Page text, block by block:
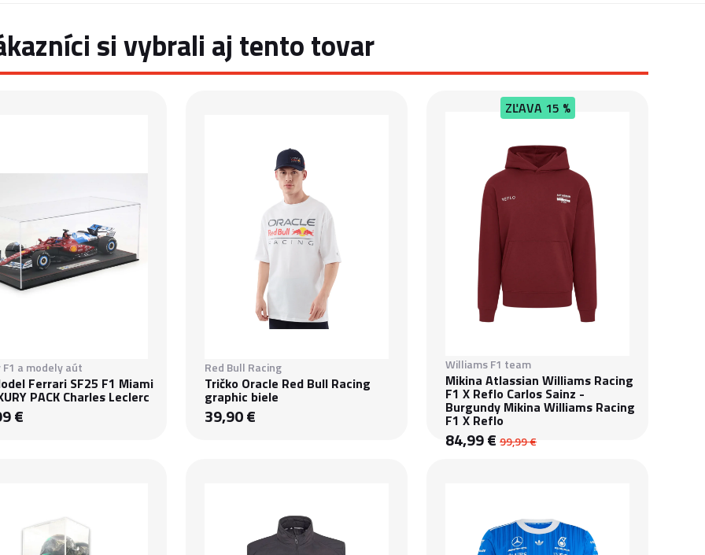
si vybrali aj tento tovar
a modely aút
Ferrari SF25 F1 Miami
PACK Charles Leclerc
€
Red Bull Racing
Tričko Oracle Red Bull Racing
graphic biele
39,90 €
ZĽAVA15 %
Williams F1 team
Mikina Atlassian Williams Racing
F1 X Reflo Carlos Sainz -
Burgundy Mikina Williams Racing
F1 X Reflo
84,99 € 99,99 €